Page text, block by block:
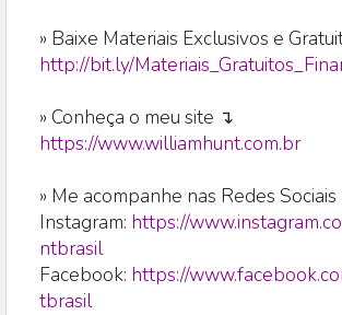
» Baixe Materiais Exclusivos e
http://bit.ly/
» Conheça o meu site ↴
https://www.williamhunt.com.br
» Me acompanhe nas Redes
Instagram: https://
ntbrasil
Facebook: https://
tbrasil